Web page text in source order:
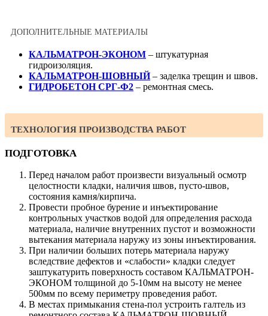
ДОПОЛНИТЕЛЬНЫЕ МАТЕРИАЛЫ
КАЛЬМАТРОН-ЭКОНОМ – штукатурная
гидроизоляция.
КАЛЬМАТРОН-ШОВНЫЙ– заделка трещин и швов.
ГИДРОБЕТОН СРГ-Ф2 – ремонтная смесь.
ТЕХНОЛОГИЯ ПРОИЗВОДСТВА РАБОТ
ПОДГОТОВКА
Перед началом работ произвести визуальный осмотр
целостности кладки, наличия швов, пусто-швов,
состояния камня/кирпича.
Провести пробное бурение и инъектирование
контрольных участков водой для определения расхода
материала, наличие внутренних пустот и возможности
вытекания материала наружу из зоны инъектирования.
При наличии больших потерь материала наружу
вследствие дефектов и «слабости» кладки следует
заштукатурить поверхность составом КАЛЬМАТРОН-
ЭКОНОМ толщиной до 5-10мм на высоту не менее
500мм по всему периметру проведения работ.
В местах примыкания стена-пол устроить галтель из